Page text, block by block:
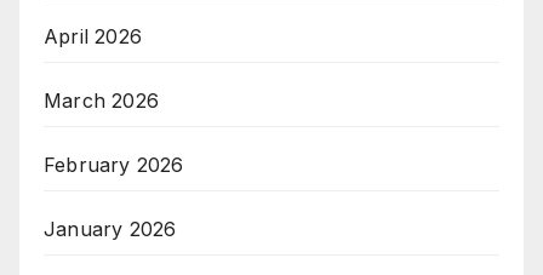
April 2026
March 2026
February 2026
January 2026